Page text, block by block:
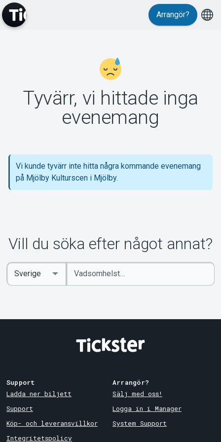
Support
Om Tickster
Arrangör?
Tyvärr, vi hittade inga
evenemang
Vi kunde tyvärr inte hitta några kommande evenemang
på Mjölby Kulturscen i Mjölby.
Vill du söka efter något annat?
Ange
sökord
Select
Country
Support
Ladda ner biljett
Support
Köp- och leveransvillkor
Integritetspolicy
Arrangör?
Sälj med oss!
Logga in i Manager
System Support